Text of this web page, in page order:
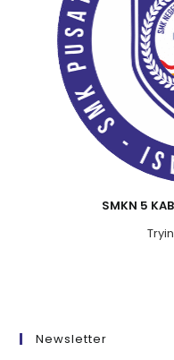
SMKN 5
Newsletter